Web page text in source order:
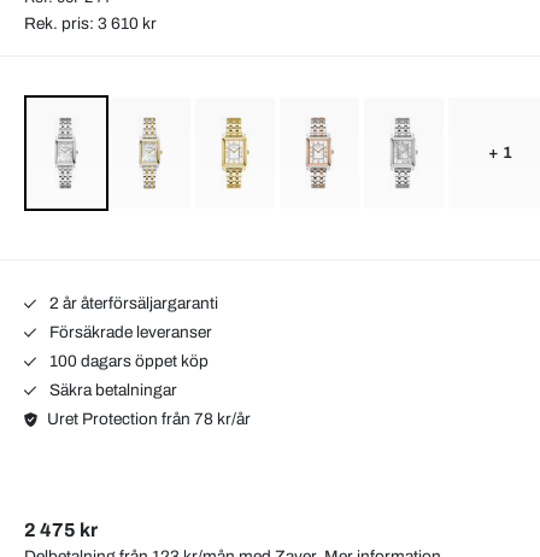
Rek. pris: 3 610 kr
+ 1
2 år återförsäljargaranti
Försäkrade leveranser
100 dagars öppet köp
Säkra betalningar
Uret Protection från 78 kr/år
2 475 kr